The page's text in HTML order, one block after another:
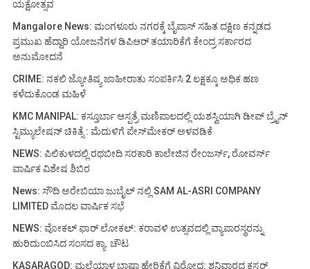
ಯಕ್ಷೋತ್ಸವ
Mangalore News: ಮಂಗಳೂರು ನಗರಕ್ಕೆ ಬೈಪಾಸ್‌ ಸಹಿತ ದಕ್ಷಿಣ ಕನ್ನಡದ
ಪ್ರಮುಖ ಹೆದ್ದಾರಿ ಯೋಜನೆಗಳ ಡಿಪಿಆರ್ ತಯಾರಿಕೆಗೆ ಕೇಂದ್ರ ಸರ್ಕಾರದ
ಅನುಮೋದನೆ
CRIME: ನಕಲಿ ಜ್ಯೋತಿಷ್ಯ ಜಾಹೀರಾತು ಸಂಪರ್ಕಿಸಿ 2 ಲಕ್ಷಕ್ಕೂ ಅಧಿಕ ಹಣ
ಕಳೆದುಕೊಂಡ ಮಹಿಳೆ
KMC MANIPAL: ಕಸ್ತೂರ್ಬಾ ಆಸ್ಪತ್ರೆ ಮಣಿಪಾಲದಲ್ಲಿ ಯಶಸ್ವಿಯಾಗಿ ಡೀಪ್ ಬ್ರೈನ್
ಸ್ಟಿಮ್ಯುಲೇಷನ್ ಚಿಕಿತ್ಸೆ : ಮೆದುಳಿಗೆ ಪೇಸ್‌ಮೇಕರ್ ಅಳವಡಿಕೆ
NEWS: ಪಿಲಿಕುಳದಲ್ಲಿ ರಥಬೀದಿ ಸರಕಾರಿ ಕಾಲೇಜಿನ ರೇಂಜರ್ಸ್, ರೋವರ್ಸ್
ವಾರ್ಷಿಕ ವಿಶೇಷ ಶಿಬಿರ
News: ಸೌದಿ ಅರೇಬಿಯಾ ಜುಬೈಲ್ ನಲ್ಲಿ SAM AL-ASRI COMPANY
LIMITED ಮೊದಲ ವಾರ್ಷಿಕ ಸಭೆ
NEWS: ವೋಕಲ್ ಫಾರ್ ಲೋಕಲ್: ಕರಾವಳಿ ಉತ್ಸವದಲ್ಲಿ ವ್ಯಾಪಾರಸ್ಥರನ್ನು
ಹುರಿದುಂಬಿಸಿದ ಸಂಸದ ಕ್ಯಾ. ಚೌಟ
KASARAGOD: ಮಲೆಯಾಳ ಭಾಷಾ ಹೇರಿಕೆಗೆ ವಿರೋಧ: ಶನಿವಾರದ ಕ್ಲಸ್ಟರ್